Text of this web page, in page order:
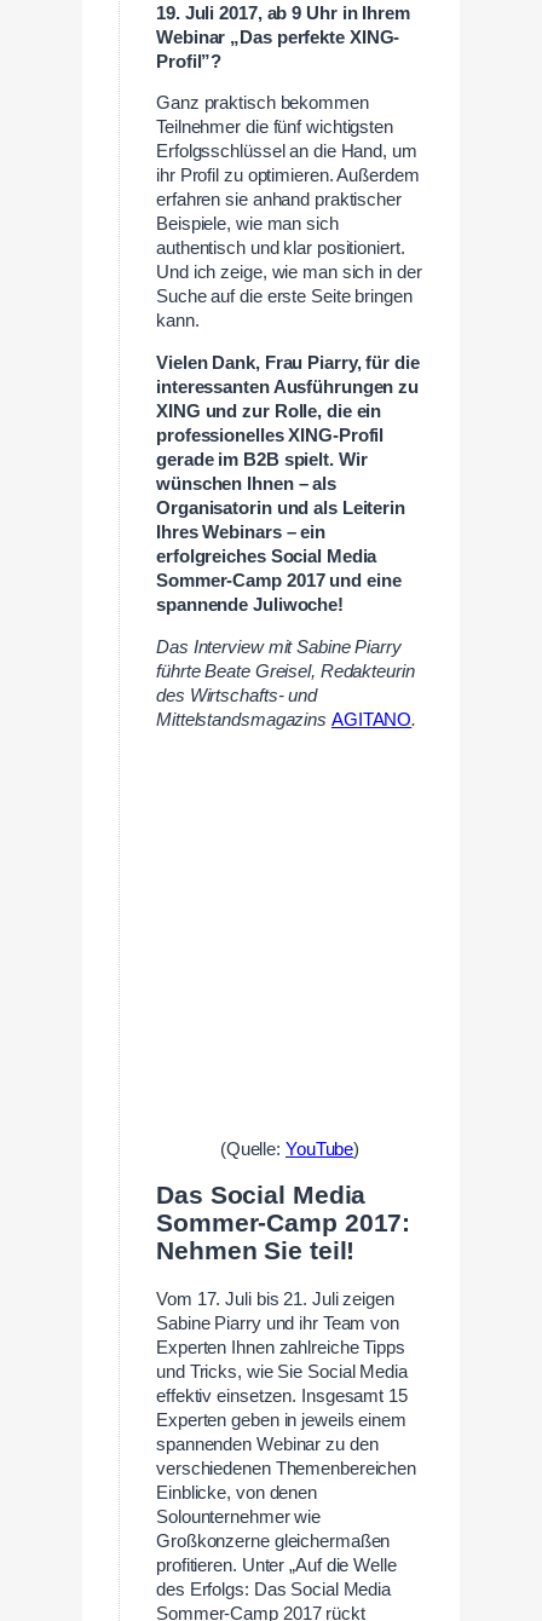
19. Juli 2017, ab 9 Uhr in Ihrem
Webinar „ Das perfekte XING-
Profil”?
Ganz praktisch bekommen
Teilnehmer die fünf wichtigsten
Erfolgsschlüssel an die Hand, um
ihr Profil zu optimieren. Außerdem
erfahren sie anhand praktischer
Beispiele, wie man sich
authentisch und klar positioniert.
Und ich zeige, wie man sich in der
Suche auf die erste Seite bringen
kann.
Vielen Dank, Frau Piarry, für die
interessanten Ausführungen zu
XING und zur Rolle, die ein
professionelles XING-Profil
gerade im B2B spielt. Wir
wünschen Ihnen – als
Organisatorin und als Leiterin
Ihres Webinars – ein
erfolgreiches Social Media
Sommer-Camp 2017 und eine
spannende Juliwoche!
Das Interview mit Sabine Piarry
führte Beate Greisel, Redakteurin
des Wirtschafts- und
Mittelstandsmagazins AGITANO.
(Quelle: YouTube)
Das Social Media
Sommer-Camp 2017:
Nehmen Sie teil!
Vom 17. Juli bis 21. Juli zeigen
Sabine Piarry und ihr Team von
Experten Ihnen zahlreiche Tipps
und Tricks, wie Sie Social Media
effektiv einsetzen. Insgesamt 15
Experten geben in jeweils einem
spannenden Webinar zu den
verschiedenen Themenbereichen
Einblicke, von denen
Solounternehmer wie
Großkonzerne gleichermaßen
profitieren. Unter „Auf die Welle
des Erfolgs: Das Social Media
Sommer-Camp 2017 rückt